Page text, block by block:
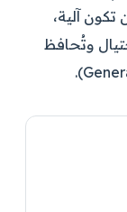
آلية،
وتُحافظ